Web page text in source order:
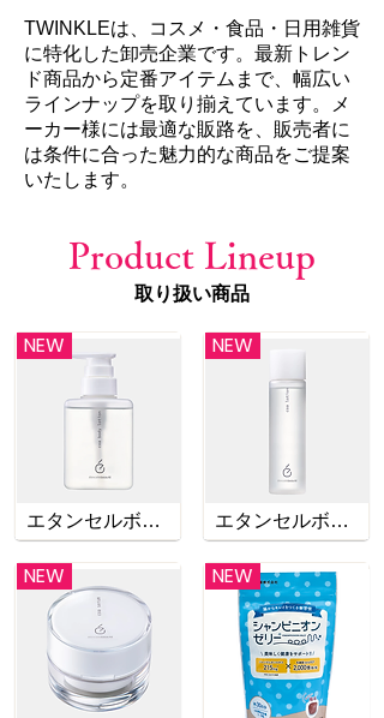
TWINKLEは、コスメ・食品・日用雑貨
に特化した卸売企業です。最新トレン
ド商品から定番アイテムまで、幅広い
ラインナップを取り揃えています。メ
ーカー様には最適な販路を、販売者に
は条件に合った魅力的な商品をご提案
いたします。
Product Lineup
取り扱い商品
NEW
エタンセルボーテ コア ボディ ローション
NEW
NEW
エタンセルボーテ コア セラム
NEW